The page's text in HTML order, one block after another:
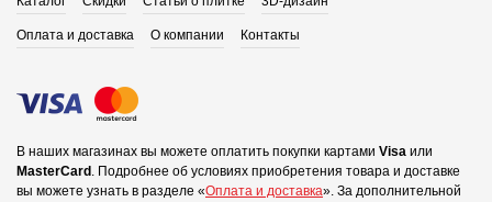
Оплата и доставка О компании Контакты
В наших магазинах вы можете оплатить покупки картами Visa или
MasterCard . Подробнее об условиях приобретения товара и доставке
вы можете узнать в разделе «Оплата и доставка». За дополнительной